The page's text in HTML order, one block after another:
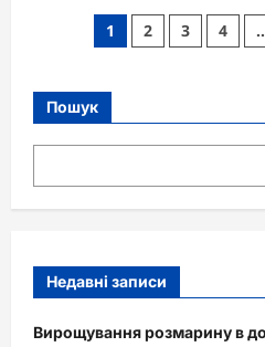
Температура
при
що
це
Пагінація
1 2 3 4
Пошук
Недавні записи
Вирощування розмарину в